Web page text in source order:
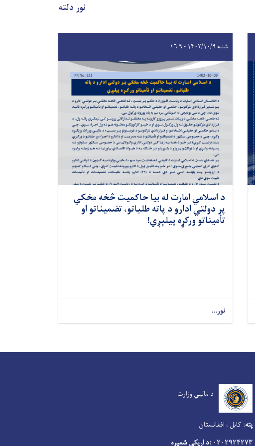
نور دلته
شنبه ۱۴۰۲/۱۰/۹ - ۱۶:۹
د اسلامي امارت له بیا حاکمیت څخه مخکي
پر دولتي ادارو د پاته طلباتو، تضمیناتو او
تأمیناتو ورکړه پیلېږي!
نور...
د مالیي وزارت
پته: کابل ، افغانستان
۰۲۰۲۹۲۴۲۷۳ :د اړیکی شمیره